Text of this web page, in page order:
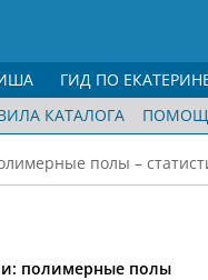
ГИД ПО
КАТАЛОГА
полы –
полимерные полы